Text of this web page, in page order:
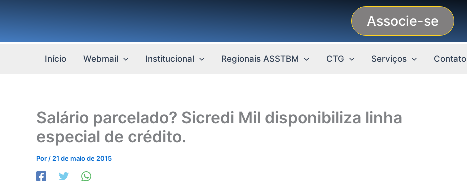
conteúdo
Associe-se
Início Webmail Institucional Regionais ASSTBM CTG Serviços Contato
Salário parcelado? Sicredi Mil disponibiliza linha
especial de crédito.
Por / 21 de maio de 2015